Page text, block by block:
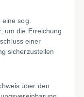
sog.
um die Erreichung
einer
sicherzustellen
über den